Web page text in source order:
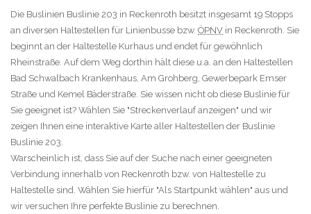
Die Buslinien Buslinie 203 in Reckenroth besitzt insgesamt 19 Stopps
an diversen Haltestellen für Linienbusse bzw. ÖPNV in Reckenroth. Sie
beginnt an der Haltestelle Kurhaus und endet für gewöhnlich
Rheinstraße. Auf dem Weg dorthin hält diese u.a. an den Haltestellen
Bad Schwalbach Krankenhaus, Am Grohberg, Gewerbepark Emser
Straße und Kemel Bäderstraße. Sie wissen nicht ob diese Buslinie für
Sie geeignet ist? Wählen Sie "Streckenverlauf anzeigen" und wir
zeigen Ihnen eine interaktive Karte aller Haltestellen der Buslinie
Buslinie 203.
Warscheinlich ist, dass Sie auf der Suche nach einer geeigneten
Verbindung innerhalb von Reckenroth bzw. von Haltestelle zu
Haltestelle sind. Wählen Sie hierfür "Als Startpunkt wählen" aus und
wir versuchen Ihre perfekte Buslinie zu berechnen.